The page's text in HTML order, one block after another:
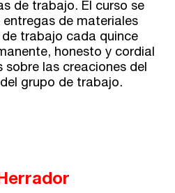
de trabajo. El curso se
de materiales
trabajo cada quince
honesto y cordial
las creaciones del
grupo de trabajo.